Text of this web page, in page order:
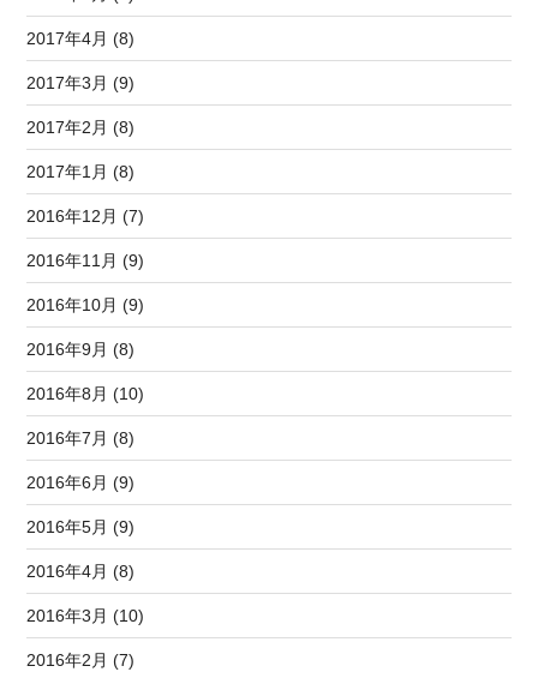
2017年4月 (8)
2017年3月 (9)
2017年2月 (8)
2017年1月 (8)
2016年12月 (7)
2016年11月 (9)
2016年10月 (9)
2016年9月 (8)
2016年8月 (10)
2016年7月 (8)
2016年6月 (9)
2016年5月 (9)
2016年4月 (8)
2016年3月 (10)
2016年2月 (7)